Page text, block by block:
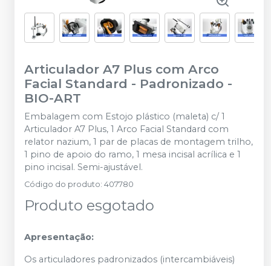
Articulador A7 Plus com Arco
Facial Standard - Padronizado -
BIO-ART
Embalagem com Estojo plástico (maleta) c/ 1
Articulador A7 Plus, 1 Arco Facial Standard com
relator nazium, 1 par de placas de montagem trilho,
1 pino de apoio do ramo, 1 mesa incisal acrílica e 1
pino incisal. Semi-ajustável.
Código do produto: 407780
Produto esgotado
Apresentação:
Os articuladores padronizados (intercambiáveis)